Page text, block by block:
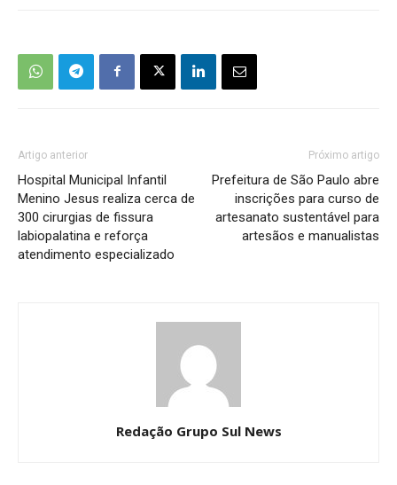
Artigo anterior
Hospital Municipal Infantil
Menino Jesus realiza cerca de
300 cirurgias de fissura
labiopalatina e reforça
atendimento especializado
Próximo artigo
Prefeitura de São Paulo abre
inscrições para curso de
artesanato sustentável para
artesãos e manualistas
Redação Grupo Sul News